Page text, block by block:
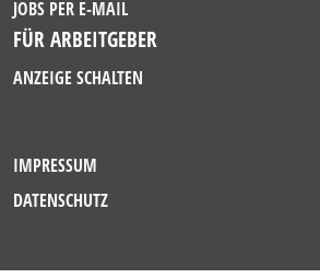
JOBS PER E-MAIL
FÜR ARBEITGEBER
ANZEIGE SCHALTEN
IMPRESSUM
DATENSCHUTZ